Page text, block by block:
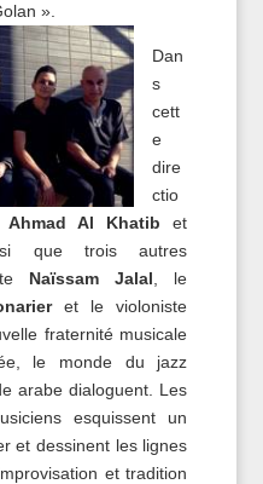
».
Dan
s
cett
e
dire
ctio
Ahmad Al Khatib et
que trois autres
Naïssam Jalal , le
et le violoniste
fraternité musicale
le monde du jazz
arabe dialoguent. Les
esquissent un
et dessinent les lignes
et tradition